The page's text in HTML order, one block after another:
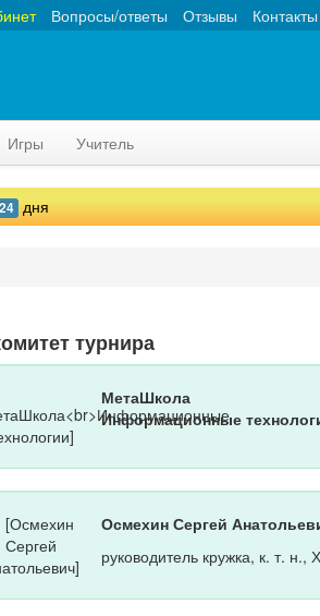
Контакты
Отзывы
Вопросы/ответы
Игры Учитель
24 дня
турнира
МетаШкола
Информационные
Осмехин Сергей
руководитель кружка, к. т. н.,